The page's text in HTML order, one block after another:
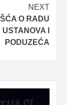
NEXT
O RADU
I
PODUZEĆA